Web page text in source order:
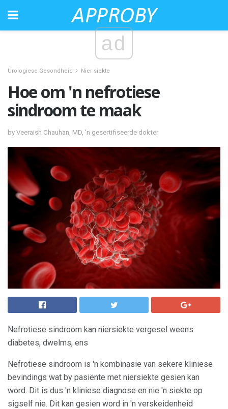
ad
Urologiese Gesondheid Nier siekte
Hoe om 'n nefrotiese
sindroom te maak
by Veeraish Chauhan, MD, 'n gesertifiseerde dokter
Nefrotiese sindroom kan niersiekte vergesel weens
diabetes, dwelms, ens
Nefrotiese sindroom is 'n kombinasie van sekere kliniese
bevindings wat by pasiënte met niersiekte gesien kan
word. Dit is dus 'n kliniese diagnose en nie 'n siekte op
sigself nie. Dit kan gesien word in 'n verskeidenheid